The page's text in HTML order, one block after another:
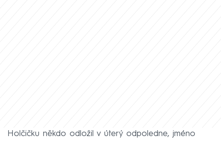
Holčičku někdo odložil v úterý odpoledne, jméno